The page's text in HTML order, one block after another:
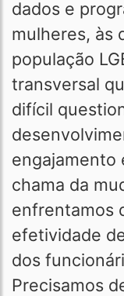
dados e
mulheres, às
população
transversal
difícil
engajamento
chama da
enfrentamos
efetividade
dos
Precisamos